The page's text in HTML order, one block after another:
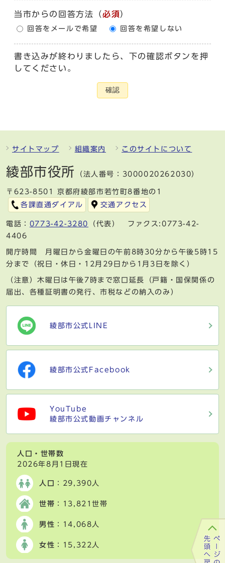
当市からの回答方法 （必須）
回答をメールで希望 回答を希望しない
書き込みが終わりましたら、下の確認ボタンを押
してください。
確認
サイトマップ 組織案内 このサイトについて
綾部市役所 （法人番号：3000020262030）
〒623-8501 京都府綾部市若竹町8番地の1
各課直通ダイアル
交通アクセス
電話： 0773-42-3280
（代表） ファクス:0773-42-
4406
開庁時間 月曜日から金曜日の午前8時30分から午後5時15
分まで（祝日・休日・12月29日から1月3日を除く）
（注意）木曜日は午後7時まで窓口延長（戸籍・国保関係の
届出、各種証明書の発行、市税などの納入のみ）
綾部市公式LINE
綾部市公式Facebook
YouTube
綾部市公式動画チャンネル
人口・世帯数
2026年8月1日現在
人口 ：29,390人
世帯 ：13,821世帯
男性 ：14,068人
女性 ：15,322人